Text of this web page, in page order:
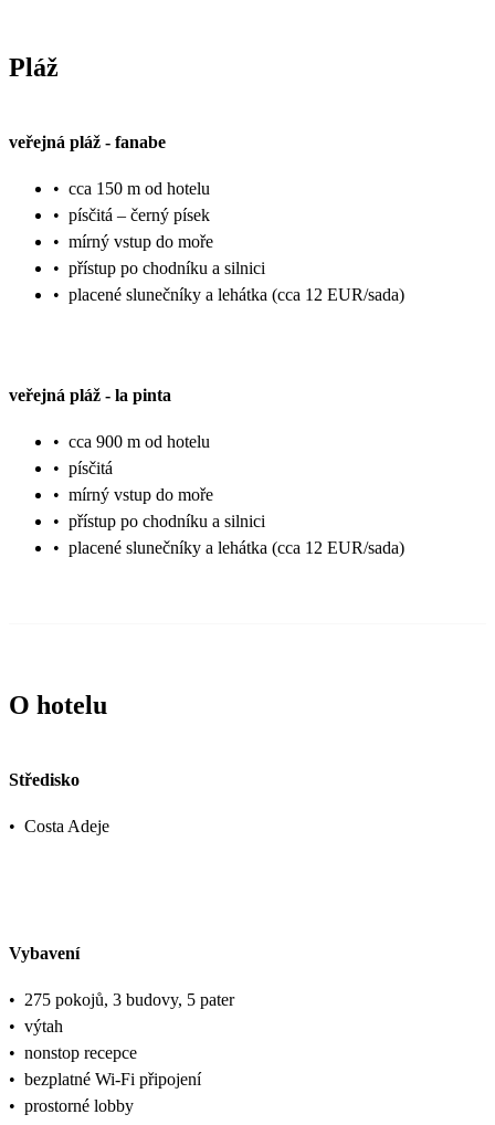
Pláž
veřejná pláž - fanabe
• cca 150 m od hotelu
• písčitá – černý písek
• mírný vstup do moře
• přístup po chodníku a silnici
• placené slunečníky a lehátka (cca 12 EUR/sada)
veřejná pláž - la pinta
• cca 900 m od hotelu
• písčitá
• mírný vstup do moře
• přístup po chodníku a silnici
• placené slunečníky a lehátka (cca 12 EUR/sada)
O hotelu
Středisko
• Costa Adeje
Vybavení
• 275 pokojů, 3 budovy, 5 pater
• výtah
• nonstop recepce
• bezplatné Wi-Fi připojení
• prostorné lobby